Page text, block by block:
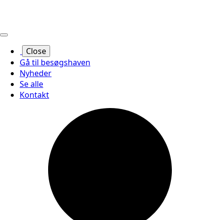
Close
Gå til besøgshaven
Nyheder
Se alle
Kontakt